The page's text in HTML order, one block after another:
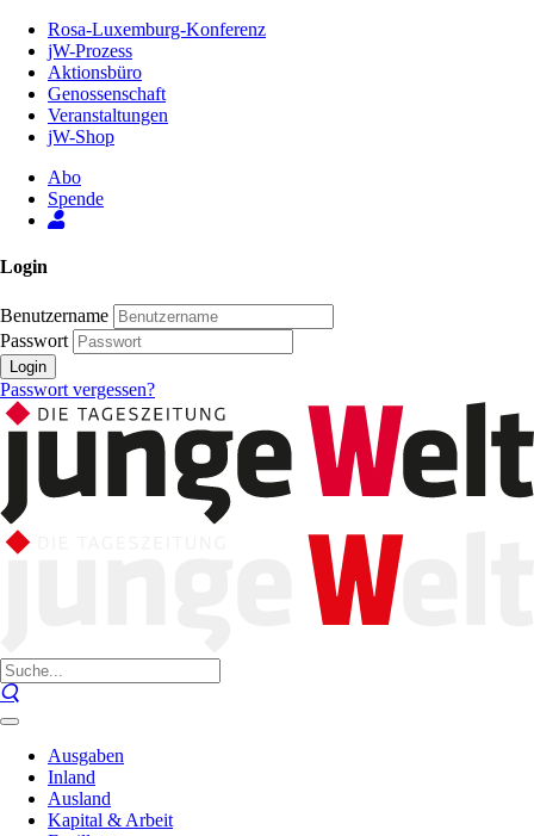
Inhalt
Seite
Rosa-Luxemburg-Konferenz
jW-Prozess
Aktionsbüro
Genossenschaft
Veranstaltungen
jW-Shop
Abo
Spende
Login
Benutzername
Passwort
Login
Passwort vergessen?
Ausgaben
Inland
Ausland
Kapital & Arbeit